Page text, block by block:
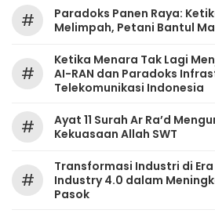
#
Paradoks Panen Raya:
Melimpah, Petani Bantul
#
Ketika Menara Tak Lagi
AI-RAN dan Paradoks
Telekomunikasi Indonesia
#
Ayat 11 Surah Ar Ra’d
Kekuasaan Allah SWT
#
Transformasi Industri di
Industry 4.0 dalam
Pasok